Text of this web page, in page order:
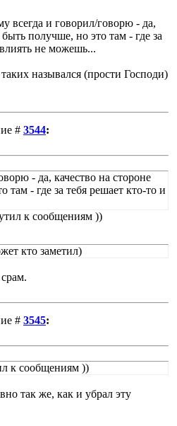
всегда и говорил/говорю - да,
получше, но это там - где за
не можешь...
назывался (прости Господи)
# 3544:
- да, качество на стороне
- где за тебя решает кто-то и
к сообщениям ))
кто заметил)
# 3545:
к сообщениям ))
так же, как и убрал эту